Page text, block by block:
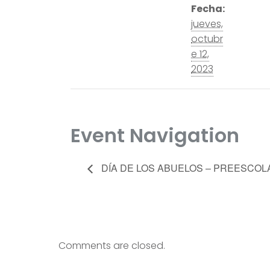
Fecha:
jueves,
octubr
e 12,
2023
Event Navigation
DÍA DE LOS ABUELOS –
Comments are closed.